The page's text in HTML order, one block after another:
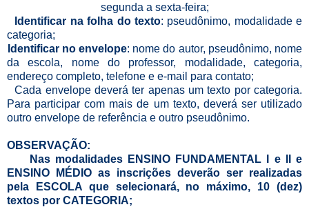
segunda a sexta-feira;
Identificar na folha do texto: pseudônimo, modalidade e
categoria;
Identificar no envelope: nome do autor, pseudônimo, nome
da escola, nome do professor, modalidade, categoria,
endereço completo, telefone e e-mail para contato;
Cada envelope deverá ter apenas um texto por categoria.
Para participar com mais de um texto, deverá ser utilizado
outro envelope de referência e outro pseudônimo.
OBSERVAÇÃO:
Nas modalidades ENSINO FUNDAMENTAL I e II e
ENSINO MÉDIO as inscrições deverão ser realizadas
pela ESCOLA que selecionará, no máximo, 10 (dez)
textos por CATEGORIA;